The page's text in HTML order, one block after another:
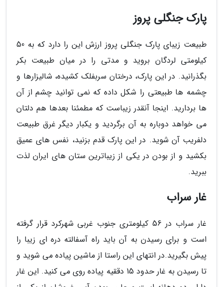
پارک جنگلی پروز
طبیعت زیبای پارک جنگلی پروز ارزش این را دارد که به 50
کیلومتی لردگان بروید و مدتی را در میان طبیعت بکر
بگذرانید. در این پارک، درختان سربفلک کشیده، شالیزارها و
چشمه ها طبیعتی را شکل داده که نمی توانید چشم از آن
ها بردارید. اینجا آنقدر زیباست که مطمئنا بعدها هم دلتان
می خواهد دوباره به آن برگردید و یکبار دیگر غرق طبیعت
دلفریب آن شوید. در این پارک قدم بزنید، نفس های عمیق
بکشید و از بودن در یکی از زیباترین ستان های ایران لذت
ببرید.
غار سراب
غار سراب در 56 کیلومتری جنوب غربی شهرکرد قرار گرفته
است و برای رسیدن به آن باید راه آسفالته دره ای زیبا را
پیش بگیرید.در انتهای این راستا از ماشین پیاده می شوید و
تا رسیدن به غار حدود 15 دققیه پیاده روی می کنید. این غار